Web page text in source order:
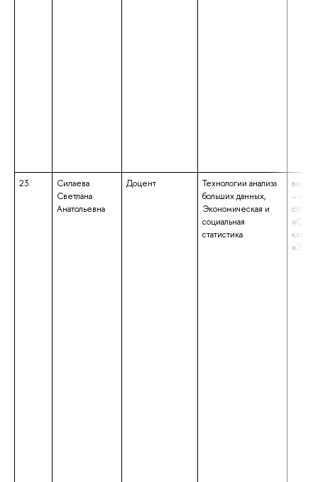
23.
Силаева
Светлана
Анатольевна
Доцент
Технологии анализа
больших данных,
Экономическая и
социальная
статистика
–